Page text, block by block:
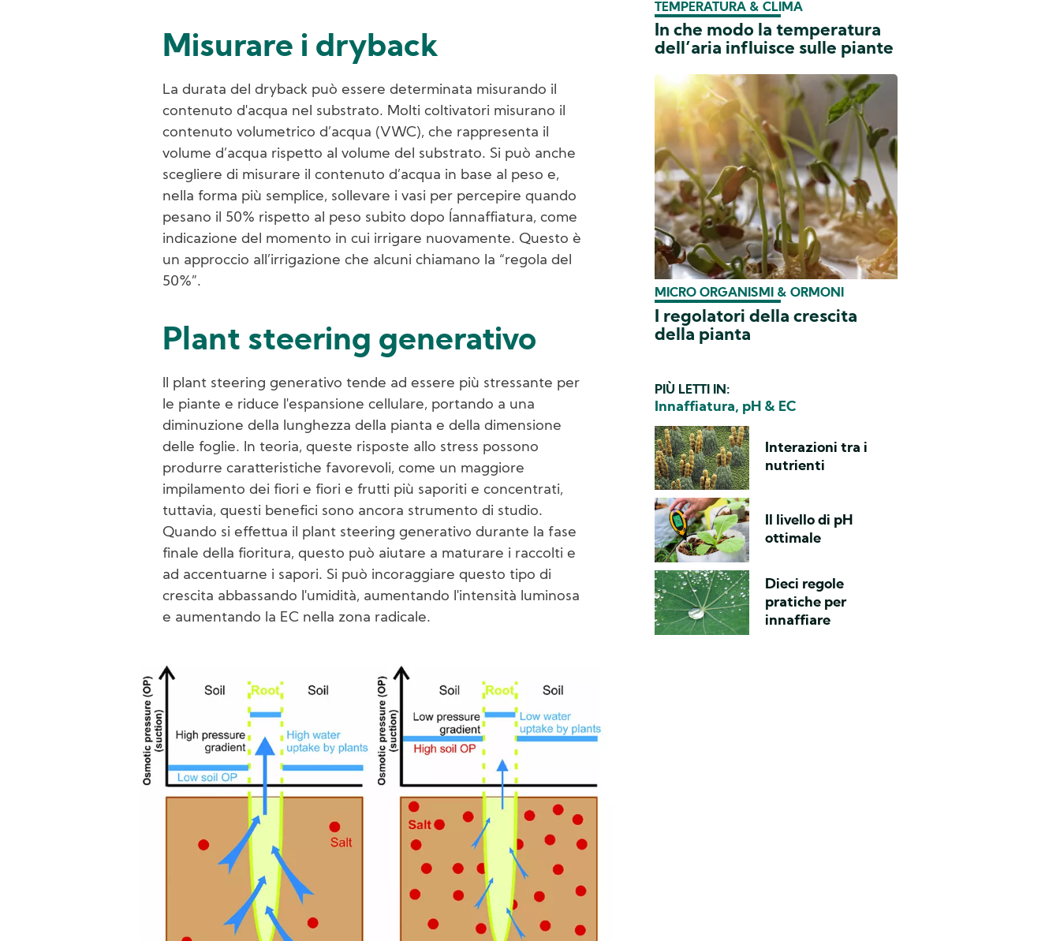
Misurare i dryback
La durata del dryback può essere determinata misurando il
contenuto d'acqua nel substrato. Molti coltivatori misurano il
contenuto volumetrico d’acqua (VWC), che rappresenta il
volume d’acqua rispetto al volume del substrato. Si può anche
scegliere di misurare il contenuto d’acqua in base al peso e,
nella forma più semplice, sollevare i vasi per percepire quando
pesano il 50% rispetto al peso subito dopo l´annaffiatura, come
indicazione del momento in cui irrigare nuovamente. Questo è
un approccio all’irrigazione che alcuni chiamano la “regola del
50%”.
Plant steering generativo
Il plant steering generativo tende ad essere più stressante per
le piante e riduce l'espansione cellulare, portando a una
diminuzione della lunghezza della pianta e della dimensione
delle foglie. In teoria, queste risposte allo stress possono
produrre caratteristiche favorevoli, come un maggiore
impilamento dei fiori e fiori e frutti più saporiti e concentrati,
tuttavia, questi benefici sono ancora strumento di studio.
Quando si effettua il plant steering generativo durante la fase
finale della fioritura, questo può aiutare a maturare i raccolti e
ad accentuarne i sapori. Si può incoraggiare questo tipo di
crescita abbassando l'umidità, aumentando l'intensità luminosa
e aumentando la EC nella zona radicale.
Image
TEMPERATURA & CLIMA
In che modo la temperatura
dell’aria influisce sulle piante
MICRO ORGANISMI & ORMONI
I regolatori della crescita
della pianta
PIÙ LETTI IN:
Innaffiatura, pH & EC
Interazioni tra i
nutrienti
Il livello di pH
ottimale
Dieci regole
pratiche per
innaffiare